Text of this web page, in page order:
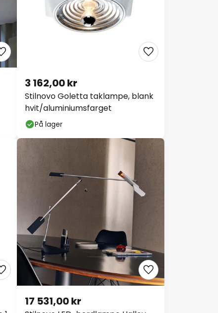
Stilnovo Goletta taklampe, blank
hvit/aluminiumsfarget
3 162,00 kr
Stilnovo LED-bordlampe Halley,